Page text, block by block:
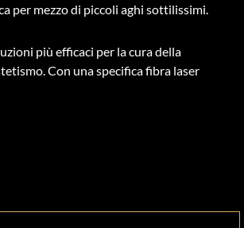
per mezzo di piccoli aghi sottilissimi.
più efficaci per la cura della
Con una specifica fibra laser